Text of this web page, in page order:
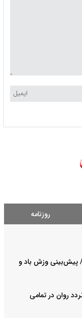
روزنامه
وضعیت هوای کشور امروز جمعه ۱۶ مرداد ۱۴۰۵ / پیش‌بینی وزش باد و
جمعه ۱۶ مرداد / تردد روان در تمامی